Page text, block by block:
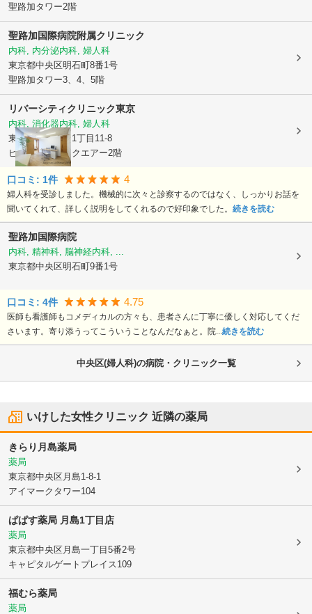
聖路加タワー2階
聖路加国際病院附属クリニック
内科, 内分泌内科, 婦人科
東京都中央区明石町8番1号
聖路加タワー3、4、5階
リバーシティクリニック東京
内科, 消化器内科, 婦人科
東京都中央区佃1丁目11-8
ピアウエストスクエアー2階
口コミ: 1件 4
婦人科を受診しました。機械的に次々と診察するのではなく、しっかりお話を
聞いてくれて、詳しく説明をしてくれるので好印象でした。 続きを読む
聖路加国際病院
内科, 精神科, 脳神経内科, ...
東京都中央区明石町9番1号
口コミ: 4件 4.75
医師も看護師もコメディカルの方々も、患者さんに丁寧に優しく対応してくだ
さいます。寄り添うってこういうことなんだなぁと。院... 続きを読む
中央区(婦人科)の病院・クリニック一覧
いけした女性クリニック 近隣の薬局
きらり月島薬局
薬局
東京都中央区 月島1-8-1
アイマークタワー104
ぱぱす薬局 月島1丁目店
薬局
東京都中央区 月島一丁目5番2号
キャピタルゲートプレイス109
福むら薬局
薬局